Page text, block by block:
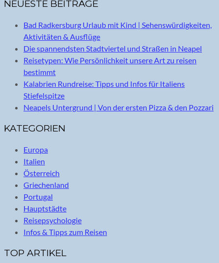
NEUESTE BEITRÄGE
Bad Radkersburg Urlaub mit Kind | Sehenswürdigkeiten,
Aktivitäten & Ausflüge
Die spannendsten Stadtviertel und Straßen in Neapel
Reisetypen: Wie Persönlichkeit unsere Art zu reisen
bestimmt
Kalabrien Rundreise: Tipps und Infos für Italiens
Stiefelspitze
Neapels Untergrund | Von der ersten Pizza & den Pozzari
KATEGORIEN
Europa
Italien
Österreich
Griechenland
Portugal
Hauptstädte
Reisepsychologie
Infos & Tipps zum Reisen
TOP ARTIKEL